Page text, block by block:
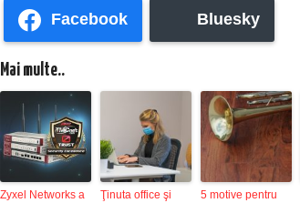
Facebook Bluesky
Mai multe..
Zyxel Networks a
Ţinuta office şi
5 motive pentru